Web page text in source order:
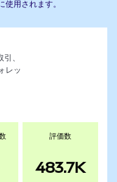
使用されます。
、
レッ
評価数
483.7K